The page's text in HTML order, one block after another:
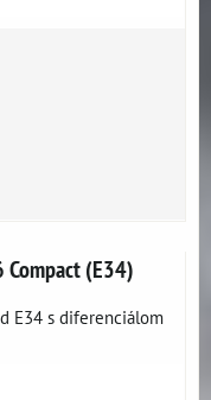
Compact (E34)
E34 s diferenciálom